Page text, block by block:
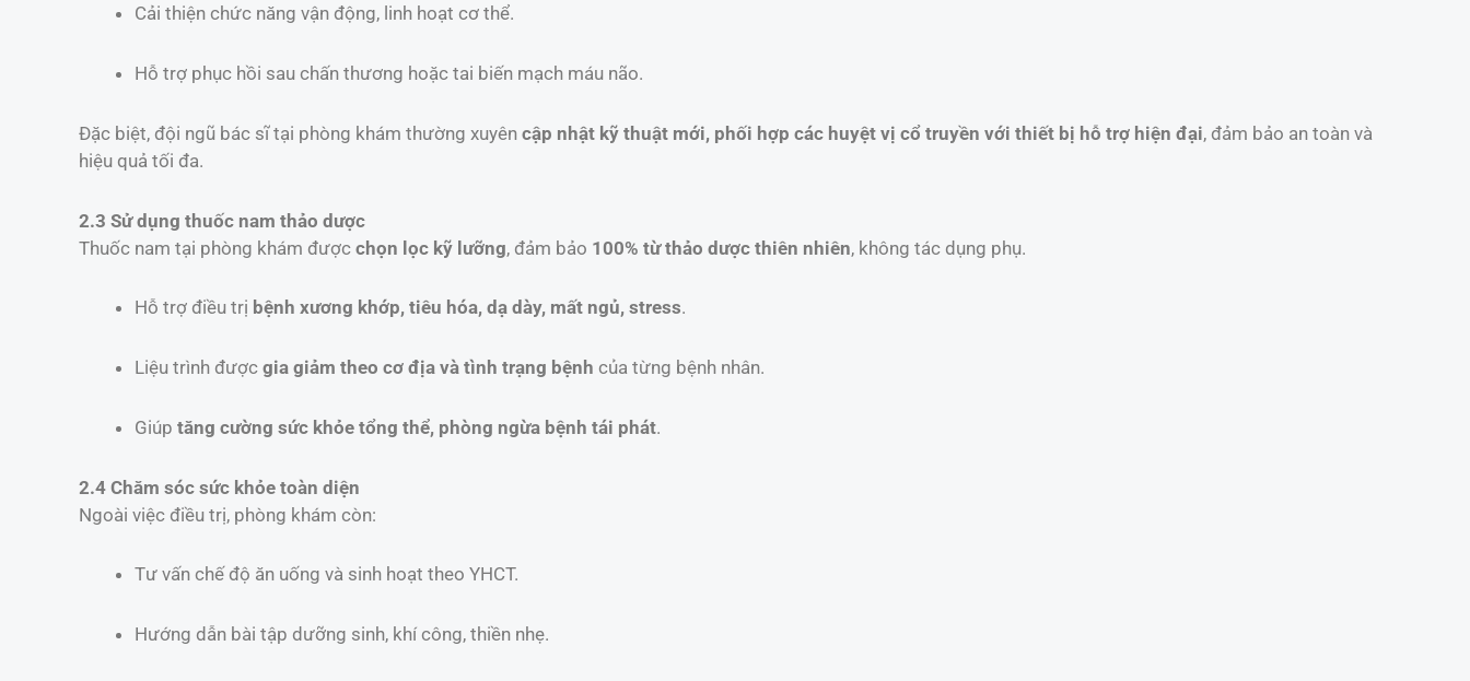
Cải thiện chức năng vận động, linh hoạt cơ thể.
Hỗ trợ phục hồi sau chấn thương hoặc tai biến mạch máu não.
Đặc biệt, đội ngũ bác sĩ tại phòng khám thường xuyên cập nhật kỹ thuật mới, phối hợp các huyệt vị cổ truyền với thiết bị hỗ trợ hiện đại, đảm bảo an toàn và
hiệu quả tối đa.
2.3 Sử dụng thuốc nam thảo dược
Thuốc nam tại phòng khám được chọn lọc kỹ lưỡng, đảm bảo 100% từ thảo dược thiên nhiên, không tác dụng phụ.
Hỗ trợ điều trị bệnh xương khớp, tiêu hóa, dạ dày, mất ngủ, stress.
Liệu trình được gia giảm theo cơ địa và tình trạng bệnh của từng bệnh nhân.
Giúp tăng cường sức khỏe tổng thể, phòng ngừa bệnh tái phát.
2.4 Chăm sóc sức khỏe toàn diện
Ngoài việc điều trị, phòng khám còn:
Tư vấn chế độ ăn uống và sinh hoạt theo YHCT.
Hướng dẫn bài tập dưỡng sinh, khí công, thiền nhẹ.